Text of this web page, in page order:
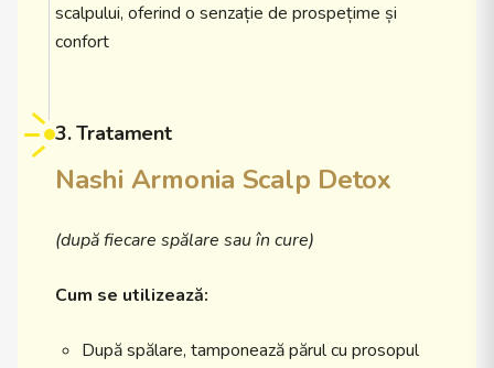
scalpului, oferind o senzație de prospețime și
confort
3. Tratament
Nashi Armonia Scalp Detox
(după fiecare spălare sau în cure)
Cum se utilizează:
După spălare, tamponează părul cu prosopul